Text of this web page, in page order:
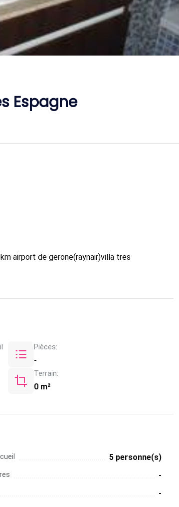
Espagne
airport de gerone(raynair)villa tres
Pièces:
-
Terrain:
0 m²
5 personne(s)
-
-